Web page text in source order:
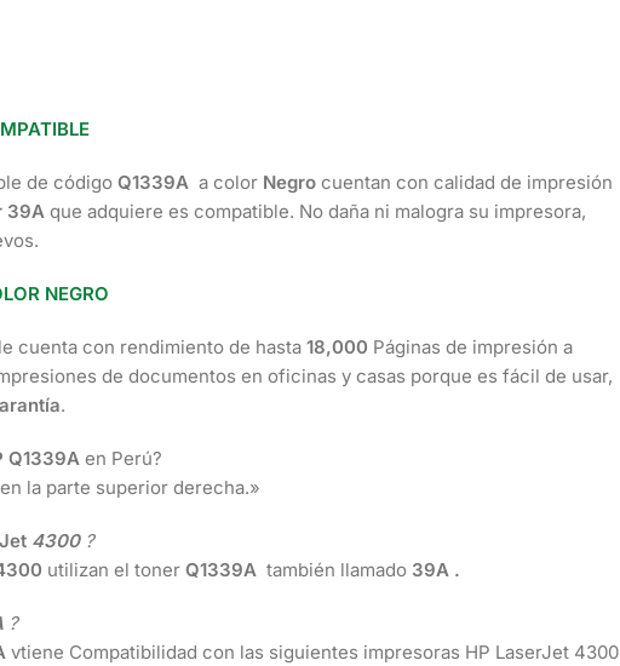
de código Q1339A a color Negro cuentan con calidad de impresión
39A que adquiere es compatible. No daña ni malogra su impresora,
NEGRO
cuenta con rendimiento de hasta 18,000 Páginas de impresión a
de documentos en oficinas y casas porque es fácil de usar,
.
Q1339A en Perú?
la parte superior derecha.»
4300 ?
utilizan el toner Q1339A también llamado 39A .
?
vtiene Compatibilidad con las siguientes impresoras HP LaserJet 4300